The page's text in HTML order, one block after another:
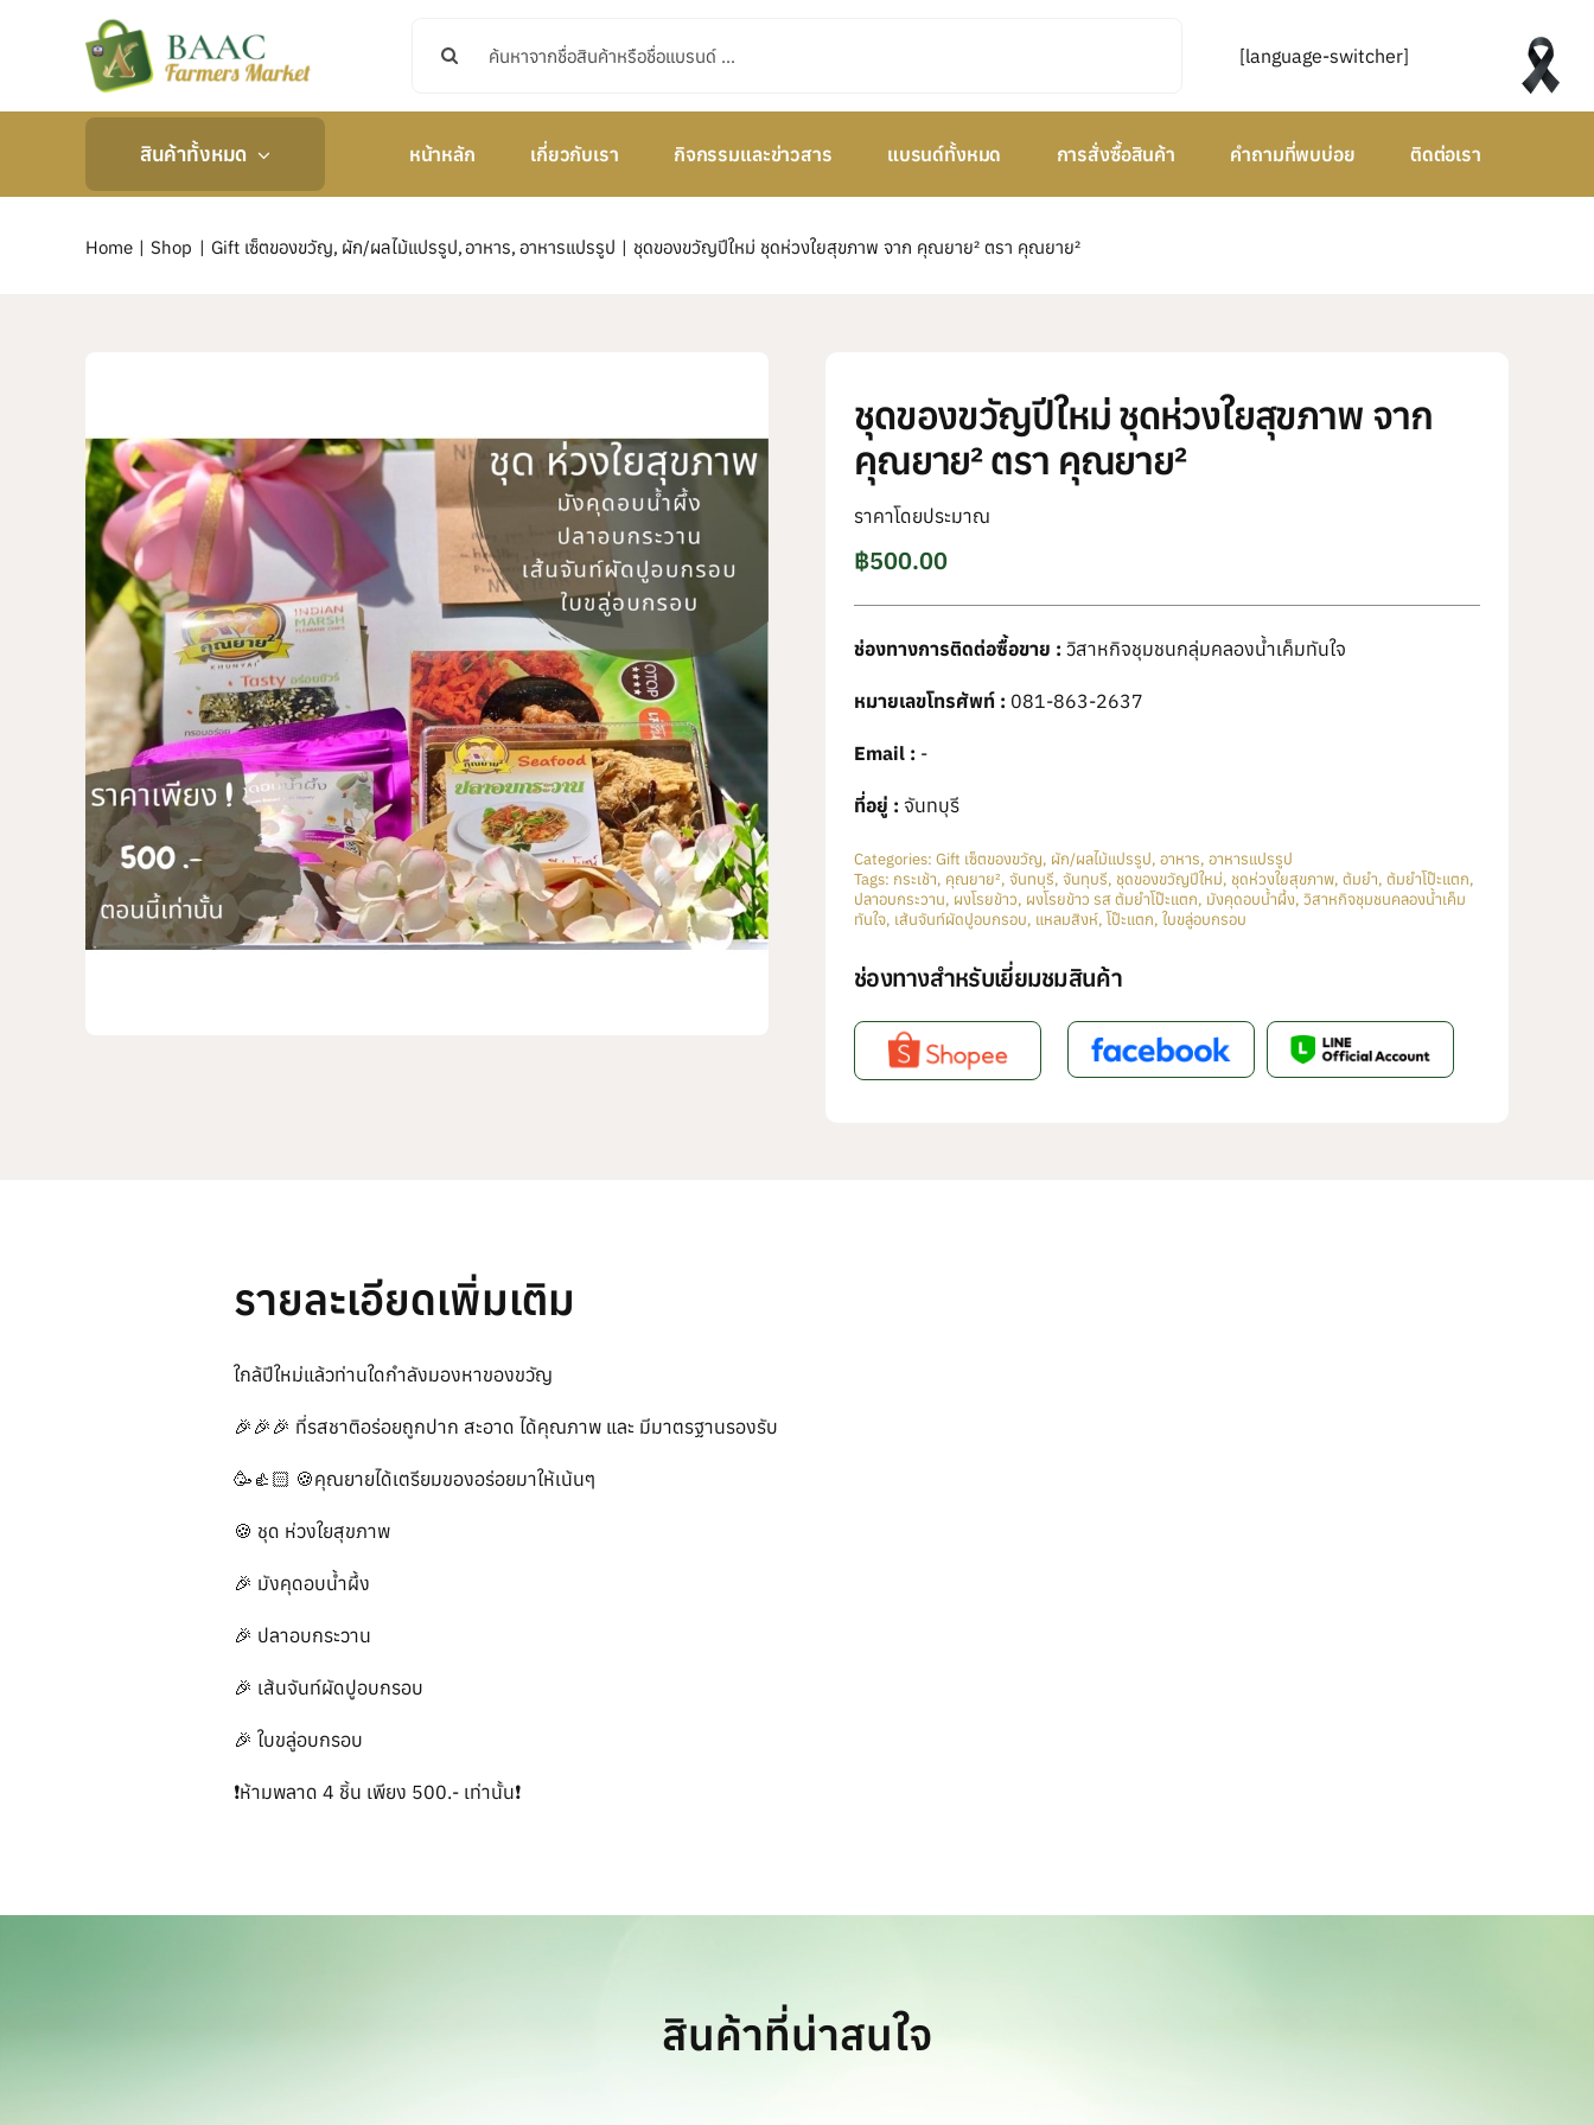
[language-switcher]
สินค้าทั้งหมด หน้าหลัก เกี่ยวกับเรา กิจกรรมและข่าวสาร แบรนด์ทั้งหมด การสั่งซื้อสินค้า คำถามที่พบบ่อย ติดต่อเรา
Home Shop Gift เซ็ตของขวัญ ผัก/ผลไม้แปรรูป อาหาร อาหารแปรรูป ชุดของขวัญปีใหม่ ชุดห่วงใยสุขภาพ จาก คุณยาย² ตรา คุณยาย²
ชุดของขวัญปีใหม่ ชุดห่วงใยสุขภาพ จาก
คุณยาย² ตรา คุณยาย²
ราคาโดยประมาณ
฿500.00
ช่องทางการติดต่อซื้อขาย : วิสาหกิจชุมชนกลุ่มคลองน้ำเค็มทันใจ
หมายเลขโทรศัพท์ : 081-863-2637
Email : -
ที่อยู่ : จันทบุรี
Categories: Gift เซ็ตของขวัญ, ผัก/ผลไม้แปรรูป, อาหาร, อาหารแปรรูป
Tags: กระเช้า, คุณยาย², จันทบุรี, จันทุบรี, ชุดของขวัญปีใหม่, ชุดห่วงใยสุขภาพ, ต้มยำ, ต้มยำโป๊ะแตก,
ปลาอบกระวาน, ผงโรยข้าว, ผงโรยข้าว รส ต้มยำโป๊ะแตก, มังคุดอบน้ำผึ้ง, วิสาหกิจชุมชนคลองน้ำเค็ม
ทันใจ, เส้นจันท์ผัดปูอบกรอบ, แหลมสิงห์, โป๊ะแตก, ใบขลู่อบกรอบ
ช่องทางสำหรับเยี่ยมชมสินค้า
รายละเอียดเพิ่มเติม
ใกล้ปีใหม่แล้วท่านใดกำลังมองหาของขวัญ
🎉🎉🎉 ที่รสชาติอร่อยถูกปาก สะอาด ได้คุณภาพ และ มีมาตรฐานรองรับ
🥳👍🏻 🍪คุณยายได้เตรียมของอร่อยมาให้เน้นๆ
🍪 ชุด ห่วงใยสุขภาพ
🎉 มังคุดอบน้ำผึ้ง
🎉 ปลาอบกระวาน
🎉 เส้นจันท์ผัดปูอบกรอบ
🎉 ใบขลู่อบกรอบ
❗️ห้ามพลาด 4 ชิ้น เพียง 500.- เท่านั้น❗️
สินค้าที่น่าสนใจ